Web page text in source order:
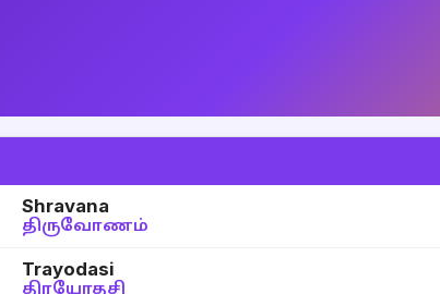
Shravana
திருவோணம்
Trayodasi